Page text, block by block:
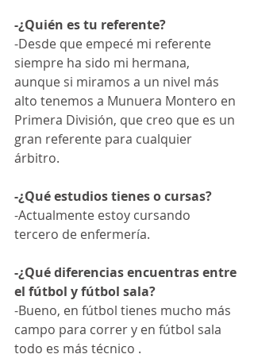
-¿Quién es tu referente?
-Desde que empecé mi referente
siempre ha sido mi hermana,
aunque si miramos a un nivel más
alto tenemos a Munuera Montero en
Primera División, que creo que es un
gran referente para cualquier
árbitro.
-¿Qué estudios tienes o cursas?
-Actualmente estoy cursando
tercero de enfermería.
-¿Qué diferencias encuentras entre
el fútbol y fútbol sala?
-Bueno, en fútbol tienes mucho más
campo para correr y en fútbol sala
todo es más técnico .